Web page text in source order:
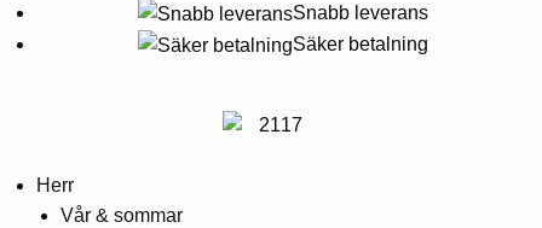
Snabb leverans
Säker betalning
Herr
Vår & sommar